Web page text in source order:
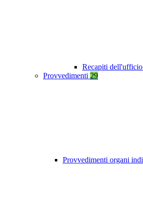
Recapiti dell'ufficio
Provvedimenti 29
Provvedimenti organi